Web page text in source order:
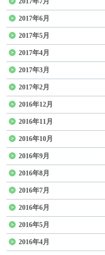
2017年6月
2017年5月
2017年4月
2017年3月
2017年2月
2016年12月
2016年11月
2016年10月
2016年9月
2016年8月
2016年7月
2016年6月
2016年5月
2016年4月